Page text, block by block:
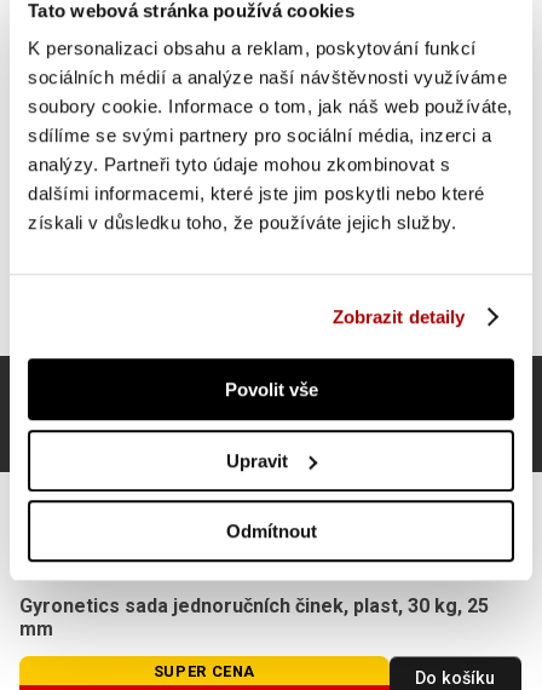
Tato webová stránka používá cookies
K personalizaci obsahu a reklam, poskytování funkcí
sociálních médií a analýze naší návštěvnosti využíváme
soubory cookie. Informace o tom, jak náš web používáte,
sdílíme se svými partnery pro sociální média, inzerci a
analýzy. Partneři tyto údaje mohou zkombinovat s
dalšími informacemi, které jste jim poskytli nebo které
získali v důsledku toho, že používáte jejich služby.
Zobrazit detaily
Povolit vše
Upravit
Odmítnout
OSTATNÍ SI TAKÉ PROHLÍŽEJÍ
Gyronetics sada jednoručních činek, plast, 30 kg, 25
mm
SUPER CENA Do košíku